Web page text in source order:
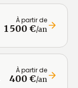
À partir de
1 500 €/an
À partir de
400 €/an